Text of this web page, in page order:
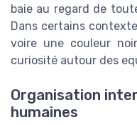
baie au regard de
Dans certains
voire une couleur
curiosité autour des
Organisation
humaines